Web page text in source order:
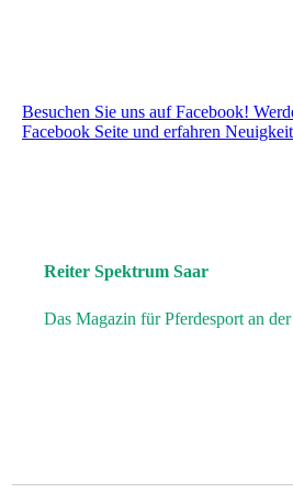
Besuchen Sie uns auf Facebook!
Facebook Seite und erfahren
Reiter Spektrum Saar
Das Magazin für Pferdesport an der